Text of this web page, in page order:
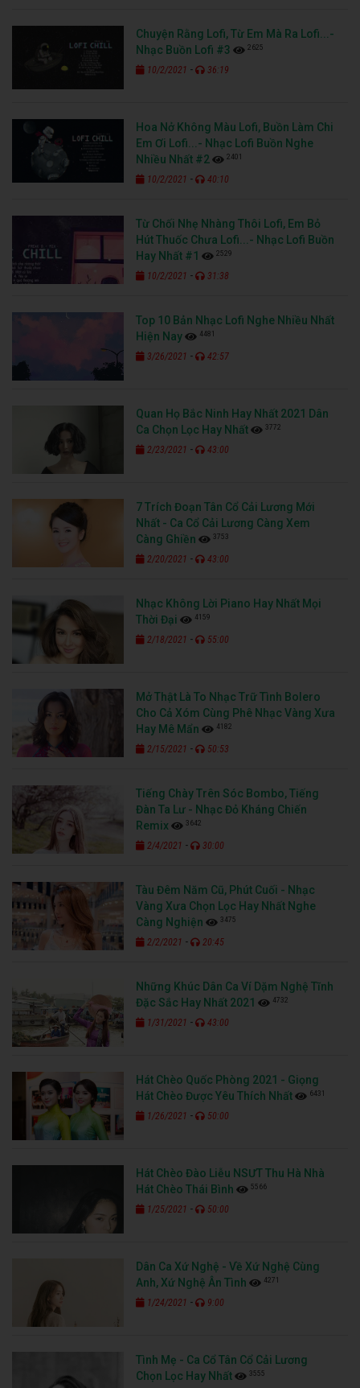
Chuyện Rằng Lofi, Từ Em Mà Ra Lofi...-
Nhạc Buồn Lofi #3
2625
10/2/2021 - 36:19
Hoa Nở Không Màu Lofi, Buồn Làm Chi
Em Ơi Lofi...- Nhạc Lofi Buồn Nghe
Nhiều Nhất #2
2401
10/2/2021 - 40:10
Từ Chối Nhẹ Nhàng Thôi Lofi, Em Bỏ
Hút Thuốc Chưa Lofi...- Nhạc Lofi Buồn
Hay Nhất #1
2529
10/2/2021 - 31:38
Top 10 Bản Nhạc Lofi Nghe Nhiều Nhất
Hiện Nay
4481
3/26/2021 - 42:57
Quan Họ Bắc Ninh Hay Nhất 2021 Dân
Ca Chọn Lọc Hay Nhất
3772
2/23/2021 - 43:00
7 Trích Đoạn Tân Cổ Cải Lương Mới
Nhất - Ca Cổ Cải Lương Càng Xem
Càng Ghiền
3753
2/20/2021 - 43:00
Nhạc Không Lời Piano Hay Nhất Mọi
Thời Đại
4159
2/18/2021 - 55:00
Mở Thật Là To Nhạc Trữ Tình Bolero
Cho Cả Xóm Cùng Phê Nhạc Vàng Xưa
Hay Mê Mẩn
4182
2/15/2021 - 50:53
Tiếng Chày Trên Sóc Bombo, Tiếng
Đàn Ta Lư - Nhạc Đỏ Kháng Chiến
Remix
3642
2/4/2021 - 30:00
Tàu Đêm Năm Cũ, Phút Cuối - Nhạc
Vàng Xưa Chọn Lọc Hay Nhất Nghe
Càng Nghiện
3475
2/2/2021 - 20:45
Những Khúc Dân Ca Ví Dặm Nghệ Tĩnh
Đặc Sắc Hay Nhất 2021
4732
1/31/2021 - 43:00
Hát Chèo Quốc Phòng 2021 - Giọng
Hát Chèo Được Yêu Thích Nhất
6431
1/26/2021 - 50:00
Hát Chèo Đào Liễu NSƯT Thu Hà Nhà
Hát Chèo Thái Bình
5566
1/25/2021 - 50:00
Dân Ca Xứ Nghệ - Về Xứ Nghệ Cùng
Anh, Xứ Nghệ Ân Tình
4271
1/24/2021 - 9:00
Tình Mẹ - Ca Cổ Tân Cổ Cải Lương
Chọn Lọc Hay Nhất
3555